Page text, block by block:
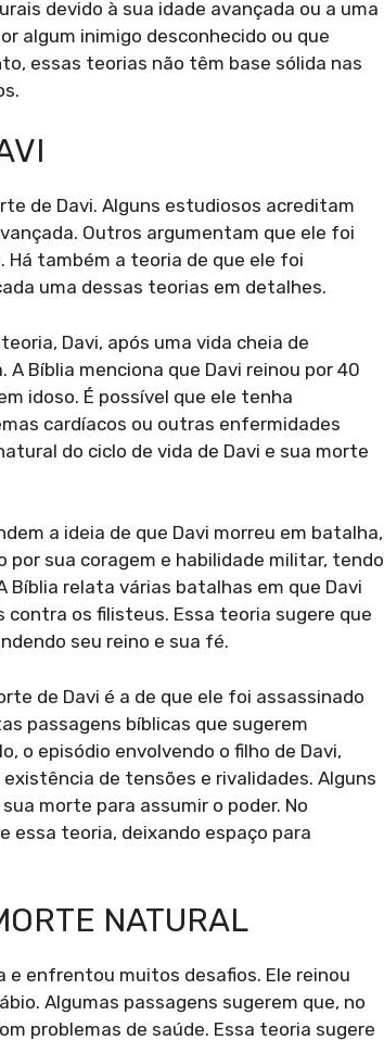
devido à sua idade avançada ou a uma
algum inimigo desconhecido ou que
essas teorias não têm base sólida nas
de Davi. Alguns estudiosos acreditam
Outros argumentam que ele foi
Há também a teoria de que ele foi
uma dessas teorias em detalhes.
Davi, após uma vida cheia de
Bíblia menciona que Davi reinou por 40
idoso. É possível que ele tenha
cardíacos ou outras enfermidades
do ciclo de vida de Davi e sua morte
a ideia de que Davi morreu em batalha,
por sua coragem e habilidade militar, tendo
Bíblia relata várias batalhas em que Davi
os filisteus. Essa teoria sugere que
seu reino e sua fé.
de Davi é a de que ele foi assassinado
passagens bíblicas que sugerem
o episódio envolvendo o filho de Davi,
de tensões e rivalidades. Alguns
morte para assumir o poder. No
essa teoria, deixando espaço para
NATURAL
e enfrentou muitos desafios. Ele reinou
Algumas passagens sugerem que, no
problemas de saúde. Essa teoria sugere